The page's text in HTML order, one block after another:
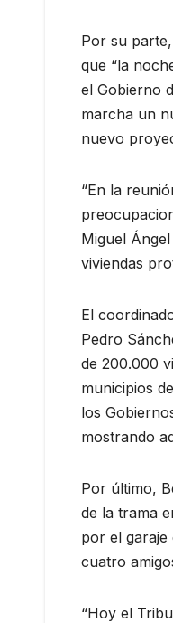
Por su
que “la
el Gobierno
marcha un
nuevo
“En la
Miguel
viviendas
El
Pedro
de 200.000
municipios
los
mostrando
Por último,
de la trama
por el
cuatro
“Hoy el